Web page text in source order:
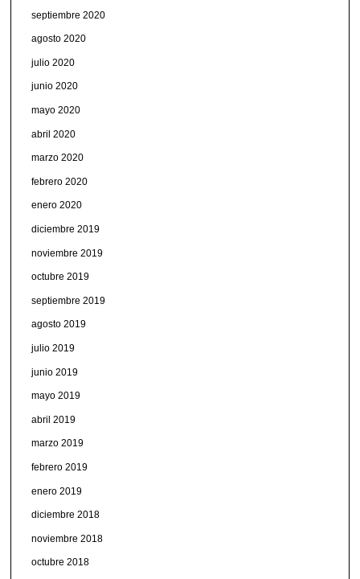
septiembre 2020
agosto 2020
julio 2020
junio 2020
mayo 2020
abril 2020
marzo 2020
febrero 2020
enero 2020
diciembre 2019
noviembre 2019
octubre 2019
septiembre 2019
agosto 2019
julio 2019
junio 2019
mayo 2019
abril 2019
marzo 2019
febrero 2019
enero 2019
diciembre 2018
noviembre 2018
octubre 2018